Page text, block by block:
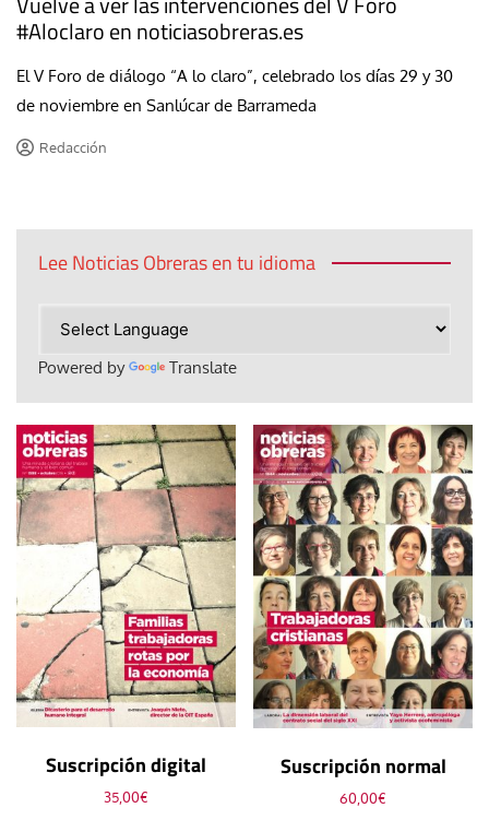
#Aloclaro en noticiasobreras.es
El V Foro de diálogo “A lo claro”, celebrado los días 29 y 30
de noviembre en Sanlúcar de Barrameda
Redacción
Lee Noticias Obreras en tu idioma
Powered by Translate
Suscripción digital
35,00€
Suscripción normal
60,00€